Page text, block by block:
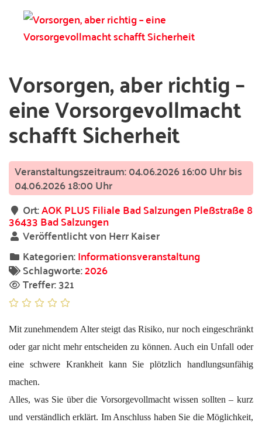
Vorsorgen, aber richtig –
eine Vorsorgevollmacht
schafft Sicherheit
04.06.2026 16:00 Uhr bis
04.06.2026 18:00 Uhr
Ort:AOK PLUS Filiale Bad Salzungen Pleßstraße 8
36433 Bad Salzungen
Veröffentlicht von Herr Kaiser
Kategorien:Informationsveranstaltung
Schlagworte:2026
Treffer: 321
Mit zunehmendem Alter steigt das Risiko, nur noch eingeschränkt
oder gar nicht mehr entscheiden zu können. Auch ein Unfall oder
eine schwere Krankheit kann Sie plötzlich handlungsunfähig
machen.
Alles, was Sie über die Vorsorgevollmacht wissen sollten – kurz
und verständlich erklärt. Im Anschluss haben Sie die Möglichkeit,